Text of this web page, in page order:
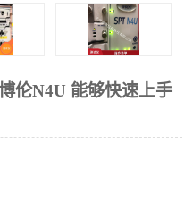
伦N4U 能够快速上手